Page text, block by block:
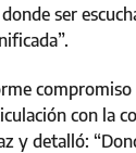
ser
con la
y detalló: